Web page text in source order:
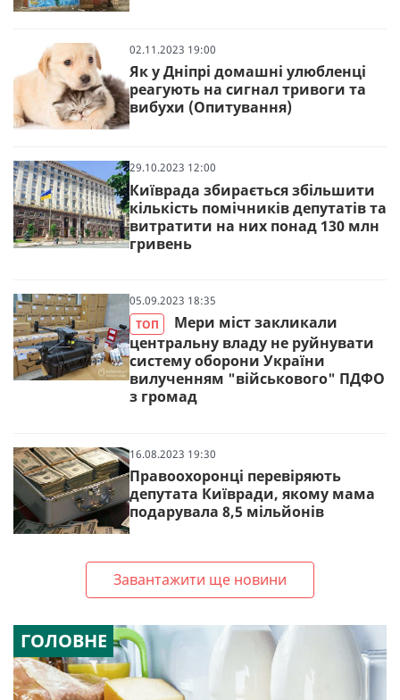
02.11.2023 19:00
Як у Дніпрі домашні улюбленці
реагують на сигнал тривоги та
вибухи (Опитування)
29.10.2023 12:00
Київрада збирається збільшити
кількість помічників депутатів та
витратити на них понад 130 млн
гривень
05.09.2023 18:35
ТОП
Мери міст закликали
центральну владу не руйнувати
систему оборони України
вилученням "військового" ПДФО
з громад
16.08.2023 19:30
Правоохоронці перевіряють
депутата Київради, якому мама
подарувала 8,5 мільйонів
Завантажити ще новини
ГОЛОВНЕ